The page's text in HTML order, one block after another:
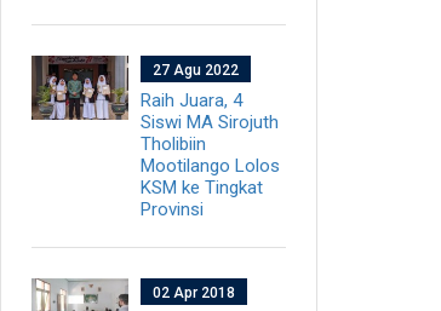
27 Agu 2022
Raih Juara, 4
Siswi MA Sirojuth
Tholibiin
Mootilango Lolos
KSM ke Tingkat
Provinsi
02 Apr 2018